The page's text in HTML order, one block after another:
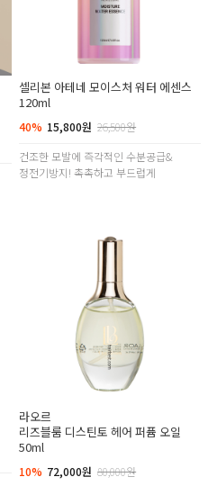
셀리본 아테네 모이스처 워터 에센스
120ml
40% 15,800원 26,500원
건조한 모발에 즉각적인 수분공급&
정전기방지! 촉촉하고 부드럽게
라오르
리즈블룸 디스틴토 헤어 퍼퓸 오일
50ml
10% 72,000원 80,000원